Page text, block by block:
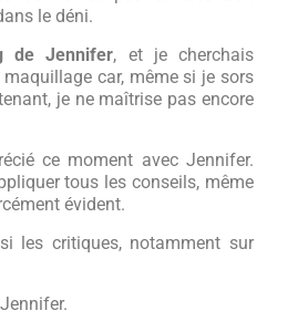
le déni.
de Jennifer, et je cherchais
car, même si je sors
je ne maîtrise pas encore
ce moment avec Jennifer.
tous les conseils, même
évident.
les critiques, notamment sur